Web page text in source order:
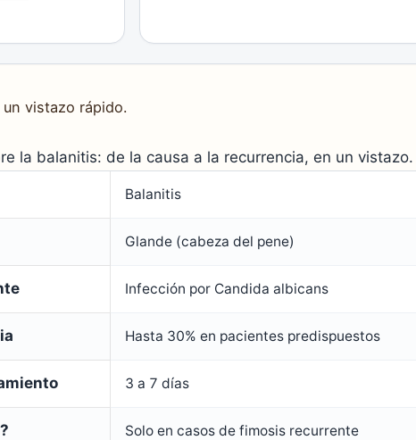
vistazo rápido.
la balanitis: de la causa a la recurrencia, en un vistazo.
Balanitis
Glande (cabeza del pene)
Infección por Candida albicans
Hasta 30% en pacientes predispuestos
3 a 7 días
Solo en casos de fimosis recurrente